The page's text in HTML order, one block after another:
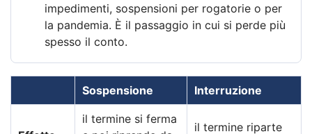
impedimenti, sospensioni per rogatorie o per
la pandemia. È il passaggio in cui si perde più
spesso il conto.
Sospensione Interruzione
il termine si ferma
il termine riparte